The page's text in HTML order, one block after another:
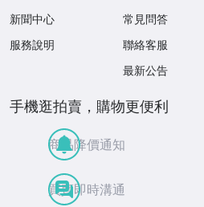
新聞中心
服務說明
常見問答
聯絡客服
最新公告
手機逛拍賣，購物更便利
商品降價通知
買賣即時溝通